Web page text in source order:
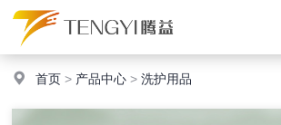
首页 > 产品中心 >洗护用品